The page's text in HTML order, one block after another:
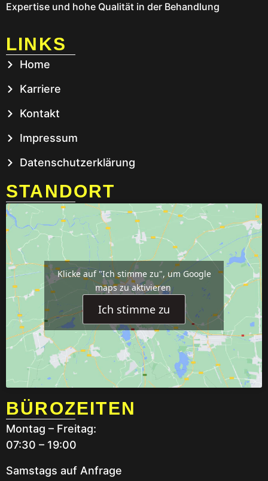
Expertise und hohe Qualität in der Behandlung
LINKS
Home
Karriere
Kontakt
Impressum
Datenschutzerklärung
STANDORT
Klicke auf "Ich stimme zu", um Google
maps zu aktivieren
Ich stimme zu
BÜROZEITEN
Montag – Freitag:
07:30 – 19:00
Samstags auf Anfrage